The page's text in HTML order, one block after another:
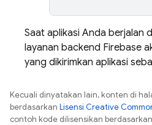
Saat aplikasi Anda berjalan
layanan backend Firebase
yang dikirimkan aplikasi
Kecuali dinyatakan lain, konten di
berdasarkan Lisensi Creative
contoh kode dilisensikan berdasarkan